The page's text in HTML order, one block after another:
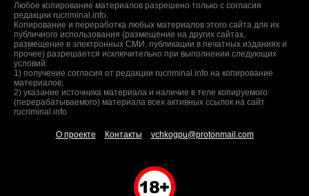
Любое копирование материалов разрешено только с согласия
редакции rucriminal.info.
Копирование и переработка любых материалов этого сайта для их
публичного использования (размещение на других сайтах,
размещение в электронных СМИ, публикации в печатных изданиях и
прочее) разрешается исключительно при выполнении следующих
условий:
1) получение согласия от редакции rucriminal.info на копирование
материалов;
2) указание источника материала и наличие в теле копируемого
(перерабатываемого) материала всех активных ссылок на сайт
rucriminal.info
О проекте Контакты vchkogpu@protonmail.com